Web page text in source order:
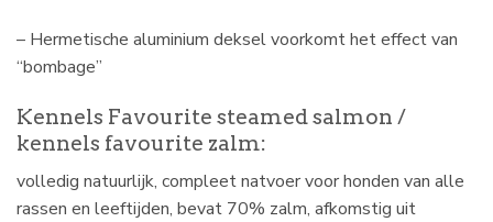
– Hermetische aluminium deksel voorkomt het effect van
“bombage”
Kennels Favourite steamed salmon /
kennels favourite zalm:
volledig natuurlijk, compleet natvoer voor honden van alle
rassen en leeftijden, bevat 70% zalm, afkomstig uit